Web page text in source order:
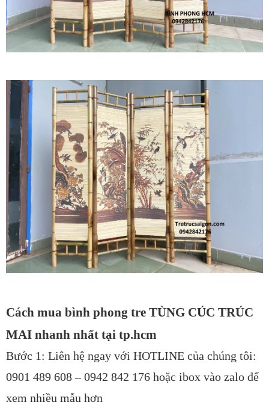
Cách mua bình phong tre TÙNG CÚC TRÚC
MAI nhanh nhất tại tp.hcm
Bước 1: Liên hệ ngay với HOTLINE của chúng tôi:
0901 489 608 – 0942 842 176 hoặc ibox vào zalo để
xem nhiều mẫu hơn